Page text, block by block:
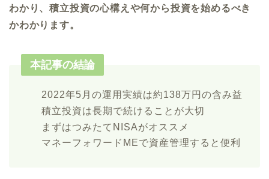
わかり、積立投資の心構えや何から投資を始めるべき
かわかります。
本記事の結論
2022年5月の運用実績は約138万円の含み益
積立投資は長期で続けることが大切
まずはつみたてNISAがオススメ
マネーフォワードMEで資産管理すると便利